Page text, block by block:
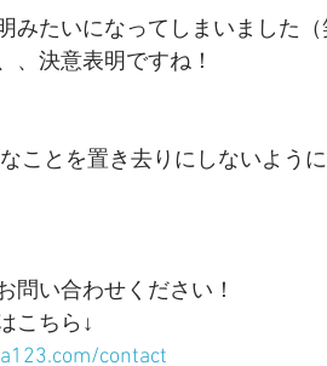
みたいになってしまいました（
、決意表明ですね！
ことを置き去りにしないよう
問い合わせください！
こちら↓
contact